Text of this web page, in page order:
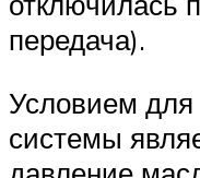
передача).
Условием для
системы